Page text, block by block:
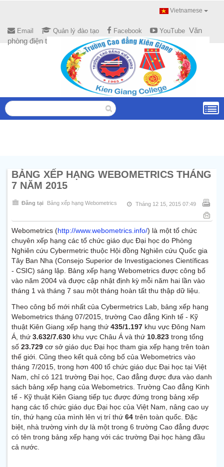
Vietnamese
Email Quản lý đào tạo Facebook YouTube Văn
phòng điện tử
BẢNG XẾP HẠNG WEBOMETRICS THÁNG
7 NĂM 2015
Đăng tại Bảng xếp hạng Webometrics Tháng 12 15, 2015 07:49
Webometrics (http://www.webometrics.info/) là một tổ chức
chuyên xếp hạng các tổ chức giáo dục Đại học do Phòng
Nghiên cứu Cybermetric thuộc Hội đồng Nghiên cứu Quốc gia
Tây Ban Nha (Consejo Superior de Investigaciones Científicas
- CSIC) sáng lập. Bảng xếp hạng Webometrics được công bố
vào năm 2004 và được cập nhật định kỳ mỗi năm hai lần vào
tháng 1 và tháng 7 sau một tháng hoàn tất thu thập dữ liệu.
Theo công bố mới nhất của Cybermetrics Lab, bảng xếp hạng
Webometrics tháng 07/2015, trường Cao đẳng Kinh tế - Kỹ
thuật Kiên Giang xếp hạng thứ 435/1.197 khu vực Đông Nam
Á, thứ 3.632/7.630 khu vực Châu Á và thứ 10.823 trong tổng
số 23.729 cơ sở giáo dục Đại học tham gia xếp hạng trên toàn
thế giới. Cũng theo kết quả công bố của Webometrics vào
tháng 7/2015, trong hơn 400 tổ chức giáo dục Đại học tại Việt
Nam, chỉ có 121 trường Đại học, Cao đẳng được đưa vào danh
sách bảng xếp hạng của Webometrics. Trường Cao đẳng Kinh
tế - Kỹ thuật Kiên Giang tiếp tục được đứng trong bảng xếp
hạng các tổ chức giáo dục Đại học của Việt Nam, nâng cao uy
tín, thứ hạng của mình lên vị trí thứ 64 trên toàn quốc. Đặc
biệt, nhà trường vinh dự là một trong 6 trường Cao đẳng được
có tên trong bảng xếp hạng với các trường Đại học hàng đầu
cả nước.